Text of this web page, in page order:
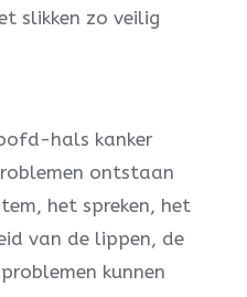
slikken zo veilig
hals kanker
ontstaan
het spreken, het
van de lippen, de
kunnen